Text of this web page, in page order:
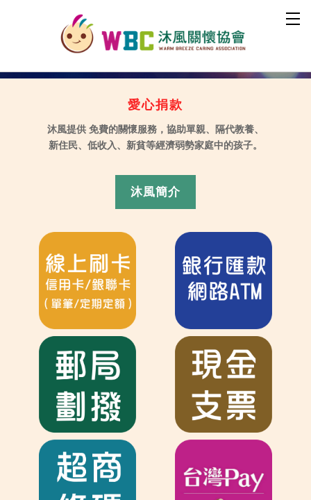
愛心捐款
沐風提供 免費的關懷服務，協助單親、隔代教養、
新住民、低收入、新貧等經濟弱勢家庭中的孩子。
沐風簡介